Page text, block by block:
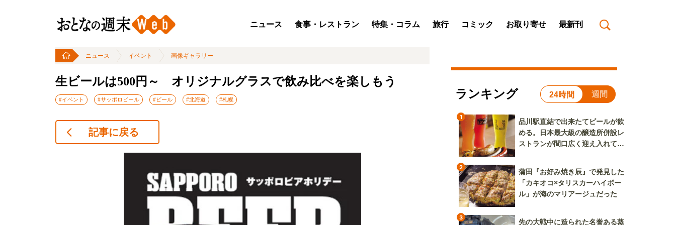
ニュース 食事・レストラン 特集・コラム 旅行 コミック お取り寄せ 最新刊
ニュース イベント 画像ギャラリー
生ビールは500円～ オリジナルグラスで飲み比べを楽しもう
#イベント #サッポロビール #ビール #北海道 #札幌
記事に戻る
ランキング 24時間 週間
1
品川駅直結で出来たてビールが飲
める。日本最大級の醸造所併設レ
ストランが間口広く迎え入れてく
2
蒲田『お好み焼き辰』で発見した
「カキオコ×タリスカーハイボー
ル」が海のマリアージュだった
3
先の大戦中に造られた名誉ある蒸